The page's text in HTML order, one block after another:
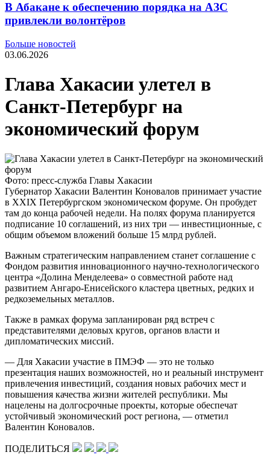
В Абакане к обеспечению порядка на АЗС
привлекли волонтёров
Больше новостей
03.06.2026
Глава Хакасии улетел в
Санкт-Петербург на
экономический форум
Фото: пресс-служба Главы Хакасии
Губернатор Хакасии Валентин Коновалов принимает участие
в XXIX Петербургском экономическом форуме. Он пробудет
там до конца рабочей недели. На полях форума планируется
подписание 10 соглашений, из них три — инвестиционные, с
общим объемом вложений больше 15 млрд рублей.
Важным стратегическим направлением станет соглашение с
Фондом развития инновационного научно-технологического
центра «Долина Менделеева» о совместной работе над
развитием Ангаро-Енисейского кластера цветных, редких и
редкоземельных металлов.
Также в рамках форума запланирован ряд встреч с
представителями деловых кругов, органов власти и
дипломатических миссий.
— Для Хакасии участие в ПМЭФ — это не только
презентация наших возможностей, но и реальный инструмент
привлечения инвестиций, создания новых рабочих мест и
повышения качества жизни жителей республики. Мы
нацелены на долгосрочные проекты, которые обеспечат
устойчивый экономический рост региона, — отметил
Валентин Коновалов.
ПОДЕЛИТЬСЯ